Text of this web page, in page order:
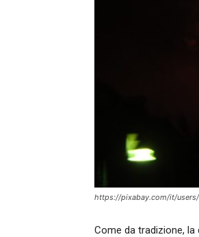
https://pixabay.com/it/
Come da tradizione, la